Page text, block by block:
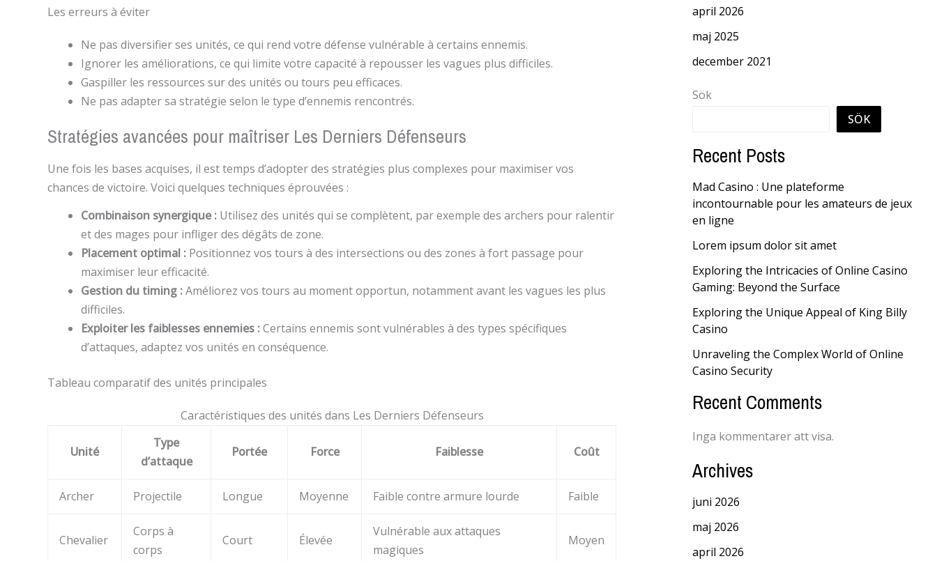
Les erreurs à éviter
Ne pas diversifier ses unités, ce qui rend votre défense vulnérable à certains ennemis.
Ignorer les améliorations, ce qui limite votre capacité à repousser les vagues plus difficiles.
Gaspiller les ressources sur des unités ou tours peu efficaces.
Ne pas adapter sa stratégie selon le type d’ennemis rencontrés.
Stratégies avancées pour maîtriser Les Derniers Défenseurs
Une fois les bases acquises, il est temps d’adopter des stratégies plus complexes pour maximiser vos
chances de victoire. Voici quelques techniques éprouvées :
Combinaison synergique : Utilisez des unités qui se complètent, par exemple des archers pour ralentir
et des mages pour infliger des dégâts de zone.
Placement optimal : Positionnez vos tours à des intersections ou des zones à fort passage pour
maximiser leur efficacité.
Gestion du timing :Améliorez vos tours au moment opportun, notamment avant les vagues les plus
difficiles.
Exploiter les faiblesses ennemies :Certains ennemis sont vulnérables à des types spécifiques
d’attaques, adaptez vos unités en conséquence.
Tableau comparatif des unités principales
Caractéristiques des unités dans Les Derniers Défenseurs
Unité
Type
d’attaque
Portée Force Faiblesse Coût
Archer Projectile Longue Moyenne Faible contre armure lourde Faible
Chevalier
Corps à
corps
Court Élevée
Vulnérable aux attaques
magiques
Moyen
april 2026
maj 2025
december 2021
Sök
SÖK
Recent Posts
Mad Casino : Une plateforme
incontournable pour les amateurs de jeux
en ligne
Lorem ipsum dolor sit amet
Exploring the Intricacies of Online Casino
Gaming: Beyond the Surface
Exploring the Unique Appeal of King Billy
Casino
Unraveling the Complex World of Online
Casino Security
Recent Comments
Inga kommentarer att visa.
Archives
juni 2026
maj 2026
april 2026